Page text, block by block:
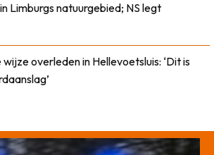
Limburgs natuurgebied; NS legt
overleden in Hellevoetsluis: ‘Dit is